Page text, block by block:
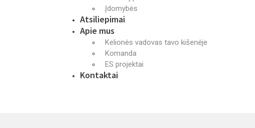
Įdomybės
Atsiliepimai
Apie mus
Kelionės vadovas tavo kišenėje
Komanda
ES projektai
Kontaktai